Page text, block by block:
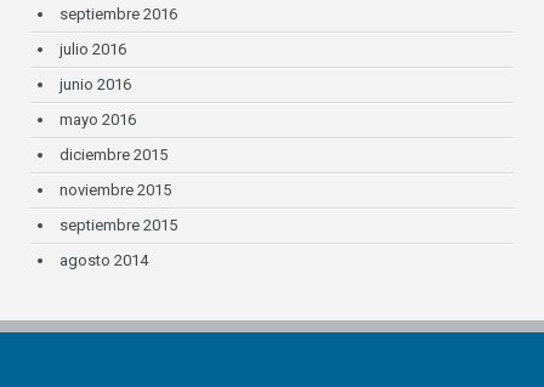
septiembre 2016
julio 2016
junio 2016
mayo 2016
diciembre 2015
noviembre 2015
septiembre 2015
agosto 2014